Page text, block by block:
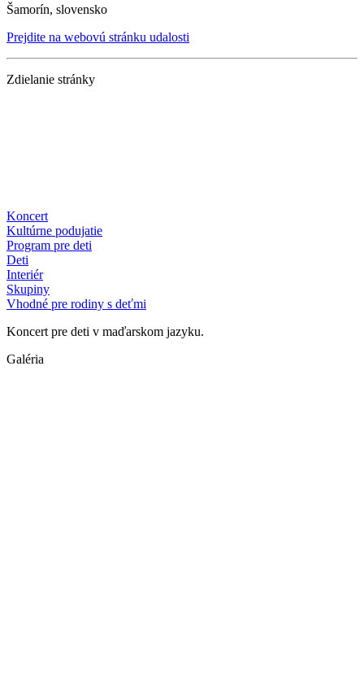
Šamorín, slovensko
Prejdite na webovú stránku udalosti
Zdielanie stránky
Koncert
Kultúrne podujatie
Program pre deti
Deti
Interiér
Skupiny
Vhodné pre rodiny s deťmi
Koncert pre deti v maďarskom jazyku.
Galéria